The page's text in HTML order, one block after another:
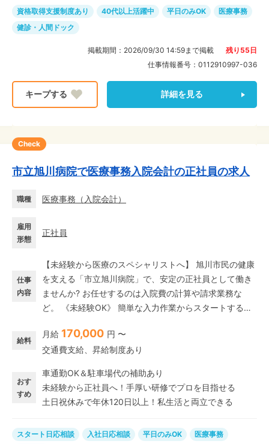
資格取得支援制度あり 40代以上活躍中 平日のみOK
医療事務
健診・人間ドック
掲載期間： 2026/09/30 14:59まで掲載 残り 55 日
仕事情報番号： 0112910997-036
詳細を見る
Check
市立旭川病院で医療事務入院会計の正社員の求人
職種 医療事務 （ 入院会計）
雇用
形態
正社員
仕事
内容
【未経験から医療のスペシャリストへ】 旭川市民の健康
を支える「市立旭川病院」で、安定の正社員として働き
ませんか? お任せするのは入院費の計算や請求業務な
ど。 《未経験OK》 簡単な入力作業からスタートするの
が活躍中!子育てが落ち着いた世代や、ブランクから復帰
したスタッフも多数在籍しています。 8名のチームで協
できる環境です。 「誰かの役に立ちたい」「新しいこと
に挑戦したい」という気持ちがあれば、みんなにチャン
ス! 地域貢献につながるやりがいたっぷりのお仕事★
給料
月給 170,000 円 〜
交通費支給、昇給制度あり
おす
すめ
車通勤OK＆駐車場代の補助あり
未経験から正社員へ！手厚い研修でプロを目指せる
土日祝休みで年休120日以上！私生活と両立できる
スタート日応相談 入社日応相談 平日のみOK
医療事務